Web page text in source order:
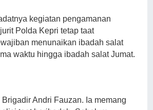
kegiatan pengamanan
Polda Kepri tetap taat
menunaikan ibadah salat
waktu hingga ibadah salat Jumat.
Andri Fauzan. Ia memang